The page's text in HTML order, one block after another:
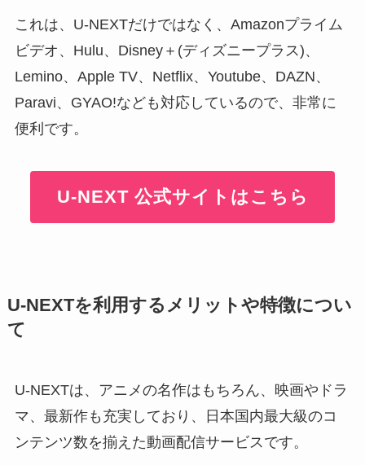
これは、U-NEXTだけではなく、Amazonプライム
ビデオ、Hulu、Disney＋(ディズニープラス)、
Lemino、Apple TV、Netflix、Youtube、DAZN、
Paravi、GYAO!なども対応しているので、非常に
便利です。
U-NEXT 公式サイトはこちら
U-NEXTを利用するメリットや特徴につい
て
U-NEXTは、アニメの名作はもちろん、映画やドラ
マ、最新作も充実しており、日本国内最大級のコ
ンテンツ数を揃えた動画配信サービスです。